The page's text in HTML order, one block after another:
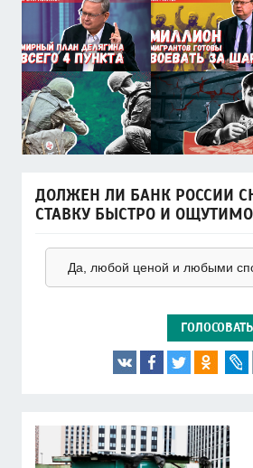
ДОЛЖЕН ЛИ БАНК РОССИИ
СТАВКУ БЫСТРО И
ГОЛОСОВАТЬ